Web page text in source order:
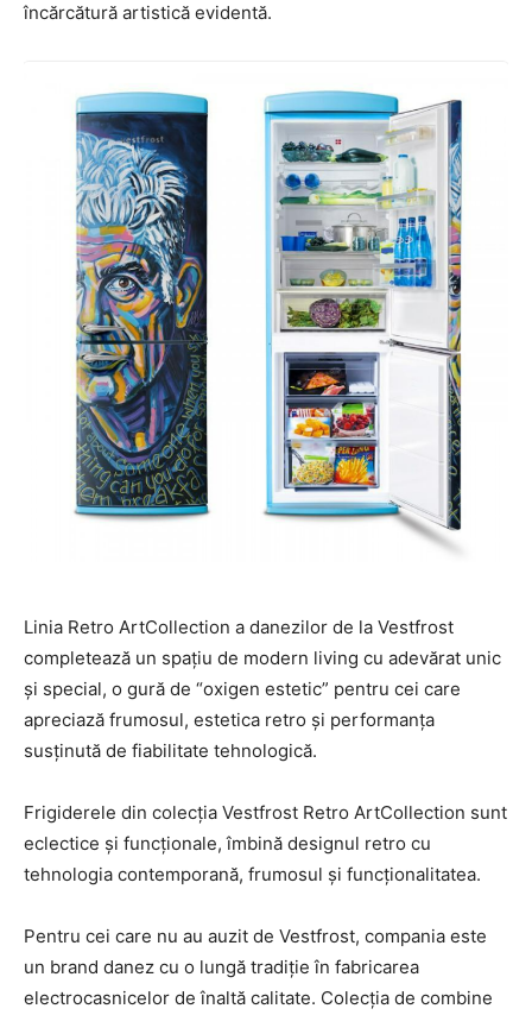
încărcătură artistică evidentă.
Linia Retro ArtCollection a danezilor de la Vestfrost
completează un spațiu de modern living cu adevărat unic
și special, o gură de “oxigen estetic” pentru cei care
apreciază frumosul, estetica retro și performanța
susținută de fiabilitate tehnologică.
Frigiderele din colecția Vestfrost Retro ArtCollection sunt
eclectice și funcționale, îmbină designul retro cu
tehnologia contemporană, frumosul și funcționalitatea.
Pentru cei care nu au auzit de Vestfrost, compania este
un brand danez cu o lungă tradiție în fabricarea
electrocasnicelor de înaltă calitate. Colecția de combine